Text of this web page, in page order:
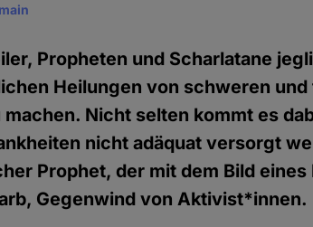
Propheten und Scharlatane
Heilungen von schweren und
Nicht selten kommt es
nicht adäquat versorgt
Prophet, der mit dem Bild eines
Gegenwind von Aktivist*innen.